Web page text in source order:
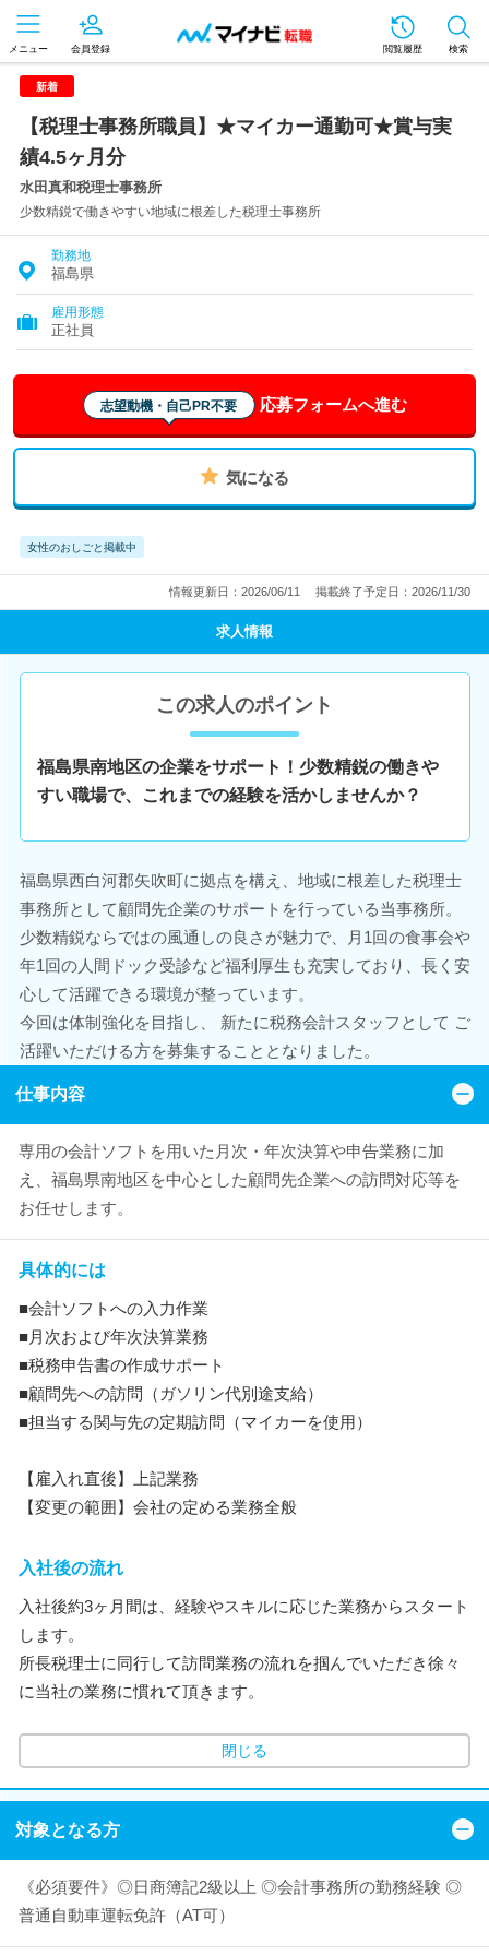
メニュー 会員登録 閲覧履歴 検索
新着
【税理士事務所職員】★マイカー通勤可★賞与実
績4.5ヶ月分
水田真和税理士事務所
少数精鋭で働きやすい地域に根差した税理士事務所
勤務地
福島県
雇用形態
正社員
志望動機・自己PR不要 応募フォームへ進む
気になる
女性のおしごと掲載中
情報更新日：2026/06/11 掲載終了予定日：2026/11/30
求人情報
この求人のポイント
福島県南地区の企業をサポート！少数精鋭の働きや
すい職場で、これまでの経験を活かしませんか？
福島県西白河郡矢吹町に拠点を構え、地域に根差した税理士
事務所として顧問先企業のサポートを行っている当事務所。
少数精鋭ならではの風通しの良さが魅力で、月1回の食事会や
年1回の人間ドック受診など福利厚生も充実しており、長く安
心して活躍できる環境が整っています。
今回は体制強化を目指し、 新たに税務会計スタッフとして ご
活躍いただける方を募集することとなりました。
仕事内容
専用の会計ソフトを用いた月次・年次決算や申告業務に加
え、福島県南地区を中心とした顧問先企業への訪問対応等を
お任せします。
具体的には
■会計ソフトへの入力作業
■月次および年次決算業務
■税務申告書の作成サポート
■顧問先への訪問（ガソリン代別途支給）
■担当する関与先の定期訪問（マイカーを使用）
【雇入れ直後】上記業務
【変更の範囲】会社の定める業務全般
入社後の流れ
入社後約3ヶ月間は、経験やスキルに応じた業務からスタート
します。
所長税理士に同行して訪問業務の流れを掴んでいただき徐々
に当社の業務に慣れて頂きます。
閉じる
対象となる方
《必須要件》◎日商簿記2級以上 ◎会計事務所の勤務経験 ◎
普通自動車運転免許（AT可）